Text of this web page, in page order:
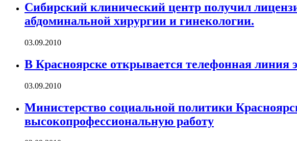
Сибирский клинический центр получил
абдоминальной хирургии и гинекологии.
03.09.2010
В Красноярске открывается телефонная линия
03.09.2010
Министерство социальной политики
высокопрофессиональную работу